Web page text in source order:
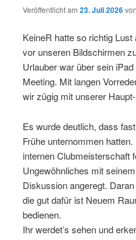
Veröffentlicht am 23. Juli 2026von
KeineR hatte so richtig
vor unseren Bildschirmen
Urlauber war über sein
Meeting. Mit langen
wir zügig mit unserer
Es wurde deutlich, dass
Frühe unternommen
internen Clubmeisterschaft
Ungewöhnliches mit
Diskussion angeregt.
die gut dafür ist Neuem
bedienen.
Ihr werdet’s sehen und